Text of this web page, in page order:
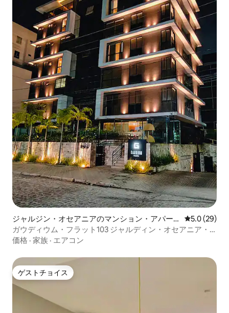
ジャルジン・オセアニアのマンション・アパー
ト
レビュー29
5.0 (29)
ガウディウム・フラット103 ジャルディン・オセアニア・
ベッサ ジョアン・ペソア
価格 · 家族 · エアコン
ゲストチョイス
ゲストチョイス